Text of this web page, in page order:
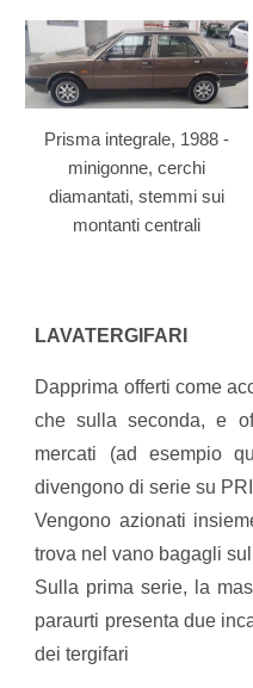
Prisma integrale, 1988 -
minigonne, cerchi
diamantati, stemmi sui
montanti centrali
LAVATERGIFARI
Dapprima offerti come
che sulla seconda, e
mercati (ad esempio
divengono di serie su
Vengono azionati
trova nel vano bagagli
Sulla prima serie, la
paraurti presenta due
dei tergifari